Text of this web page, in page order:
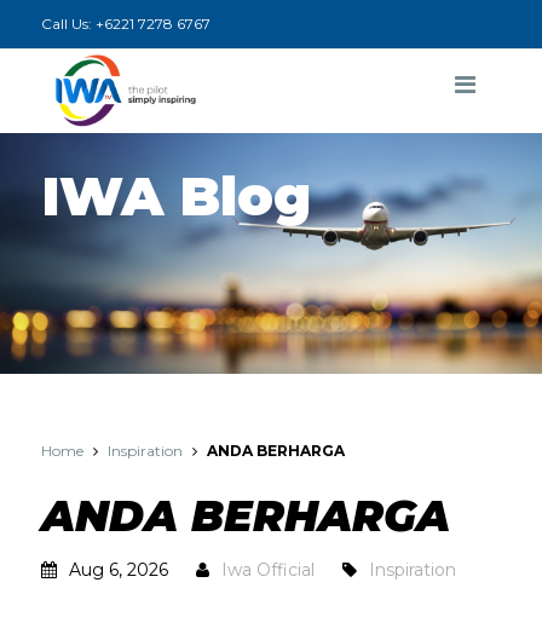
Call Us: +6221 7278 6767
IWA Blog
Home Inspiration ANDA BERHARGA
ANDA BERHARGA
Aug 6, 2026 Iwa Official Inspiration